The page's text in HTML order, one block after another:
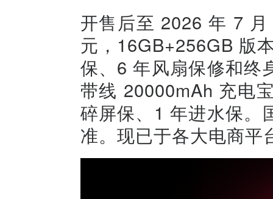
开售后至 2026 年 7
元，16GB+256GB 版
保、6 年风扇保修和终
带线 20000mAh 充电
碎屏保、1 年进水保。
准。现已于各大电商平